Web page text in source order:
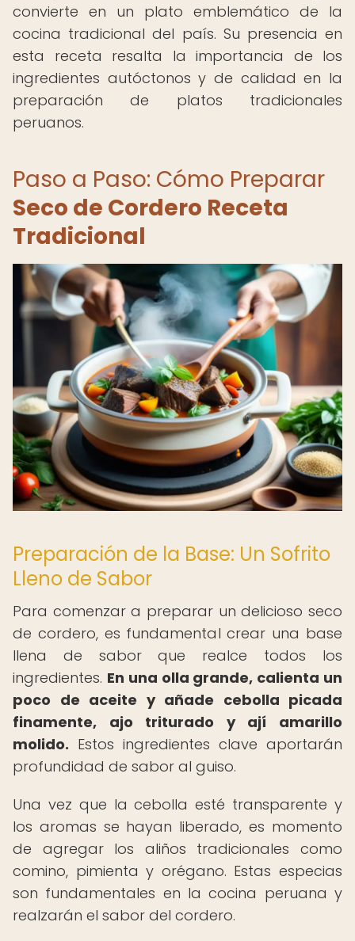
convierte en un plato emblemático de la
cocina tradicional del país. Su presencia en
esta receta resalta la importancia de los
ingredientes autóctonos y de calidad en la
preparación de platos tradicionales
peruanos.
Paso a Paso: Cómo Preparar
Seco de Cordero Receta
Tradicional
Preparación de la Base: Un Sofrito
Lleno de Sabor
Para comenzar a preparar un delicioso seco
de cordero, es fundamental crear una base
llena de sabor que realce todos los
ingredientes. En una olla grande, calienta un
poco de aceite y añade cebolla picada
finamente, ajo triturado y ají amarillo
molido. Estos ingredientes clave aportarán
profundidad de sabor al guiso.
Una vez que la cebolla esté transparente y
los aromas se hayan liberado, es momento
de agregar los aliños tradicionales como
comino, pimienta y orégano. Estas especias
son fundamentales en la cocina peruana y
realzarán el sabor del cordero.